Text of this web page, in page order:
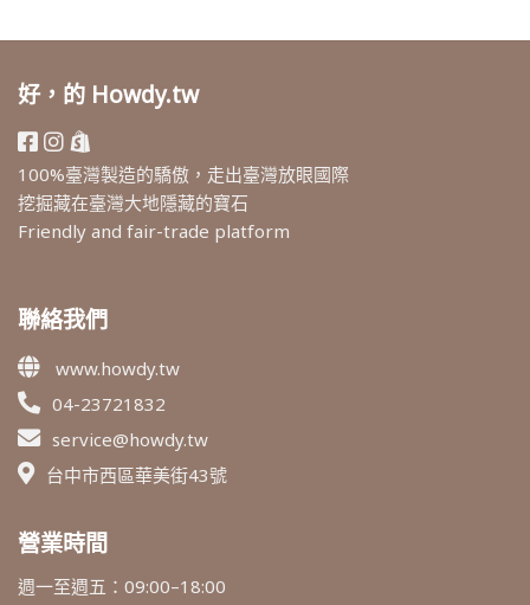
好，的 Howdy.tw
100%臺灣製造的驕傲，走出臺灣放眼國際
挖掘藏在臺灣大地隱藏的寶石
Friendly and fair-trade platform
聯絡我們
www.howdy.tw
04-23721832
service@howdy.tw
台中市西區華美街43號
營業時間
週一至週五：09:00–18:00